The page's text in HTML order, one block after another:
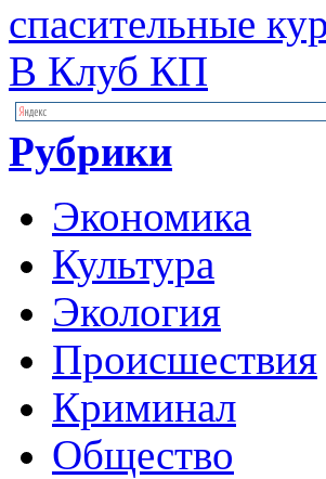
спасительные
В Клуб КП
Рубрики
Экономика
Культура
Экология
Происшествия
Криминал
Общество